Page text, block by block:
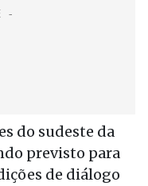
do sudeste da
previsto para
de diálogo